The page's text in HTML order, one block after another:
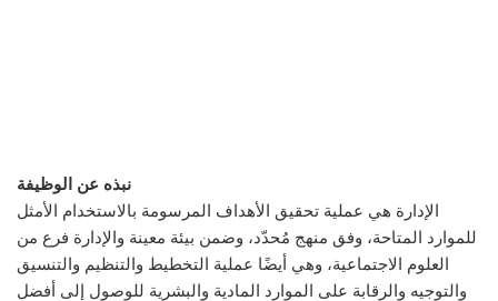
نبذه عن الوظيفة
الإدارة هي عملية تحقيق الأهداف المرسومة بالاستخدام الأمثل
للموارد المتاحة، وفق منهج مُحدّد، وضمن بيئة معينة والإدارة فرع من
العلوم الاجتماعية، وهي أيضًا عملية التخطيط والتنظيم والتنسيق
والتوجيه والرقابة على الموارد المادية والبشرية للوصول إلى أفضل